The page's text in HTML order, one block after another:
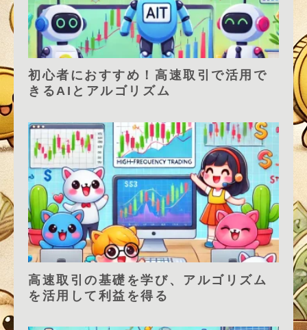
初心者におすすめ！高速取引で活用で
きるAIとアルゴリズム
高速取引の基礎を学び、アルゴリズム
を活用して利益を得る